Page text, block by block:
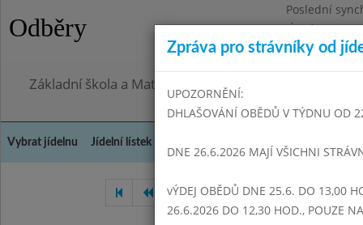
Odběry
Poslední
Úterý
Omezení
Základní škola a Mateřská škola Dr. Edvarda Beneše,
Vybrat jídelnu Jídelní lístek
Srpen 2022 Září 2022
Zpráva pro strávníky od
UPOZORNĚNÍ:
DHLAŠOVÁNÍ OBĚDŮ V TÝDNU OD
DNE 26.6.2026 MAJÍ VŠICHNI
vÝDEJ OBĚDŮ DNE 25.6. DO 13,00
26.6.2026 DO 12,30 HOD., POUZE